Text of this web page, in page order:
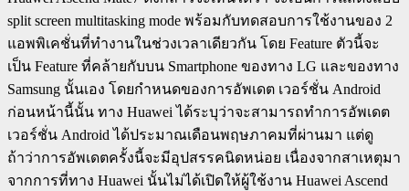
split screen multitasking mode พร้อมกับทดสอบการใช้งานของ 2
แอพพิเคชั่นที่ทำงานในช่วงเวลาเดียวกัน โดย Feature ตัวนี้จะ
เป็น Feature ที่คล้ายกับบน Smartphone ของทาง LG และของทาง
Samsung นั้นเอง โดยกำหนดของการอัพเดต เวอร์ชั่น Android
ก่อนหน้านี้นั้น ทาง Huawei ได้ระบุว่าจะสามารถทำการอัพเดต
เวอร์ชั่น Android ได้ประมาณเดือนพฤษภาคมที่ผ่านมา แต่ดู
ถ้าว่าการอัพเดตครั้งนี้จะมีอุปสรรคนิดหน่อย เนื่องจากสาเหตุมา
จากการที่ทาง Huawei นั้นไม่ได้เปิดให้ผู้ใช้งาน Huawei Ascend